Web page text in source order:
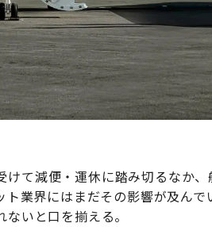
て減便・運休に踏み切るなか
業界にはまだその影響が及んで
いと口を揃える。